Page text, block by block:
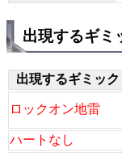
出現するギミ
出現するギミック
ロックオン地雷
ハートなし